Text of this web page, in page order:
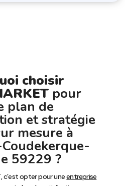
choisir
pour
plan de
et stratégie
mesure à
59229 ?
, c’est opter pour uneentreprise